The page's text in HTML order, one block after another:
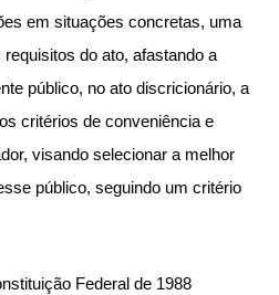
em situações concretas, uma
do ato, afastando a
público, no ato discricionário, a
critérios de conveniência e
visando selecionar a melhor
público, seguindo um critério
Federal de 1988